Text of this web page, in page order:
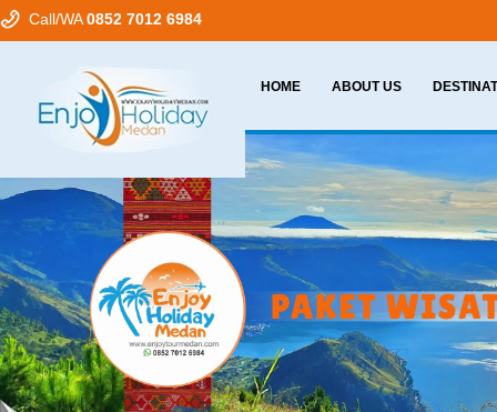
Call/WA0852 7012 6984
HOME ABOUT US